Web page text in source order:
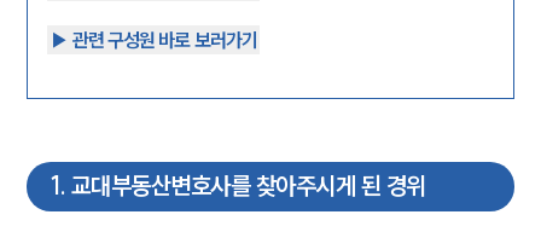
▶︎ 관련 구성원 바로 보러가기
1 . 교대부동산변호사를 찾아주시게 된 경위